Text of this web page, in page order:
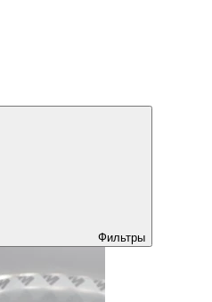
Фильтры